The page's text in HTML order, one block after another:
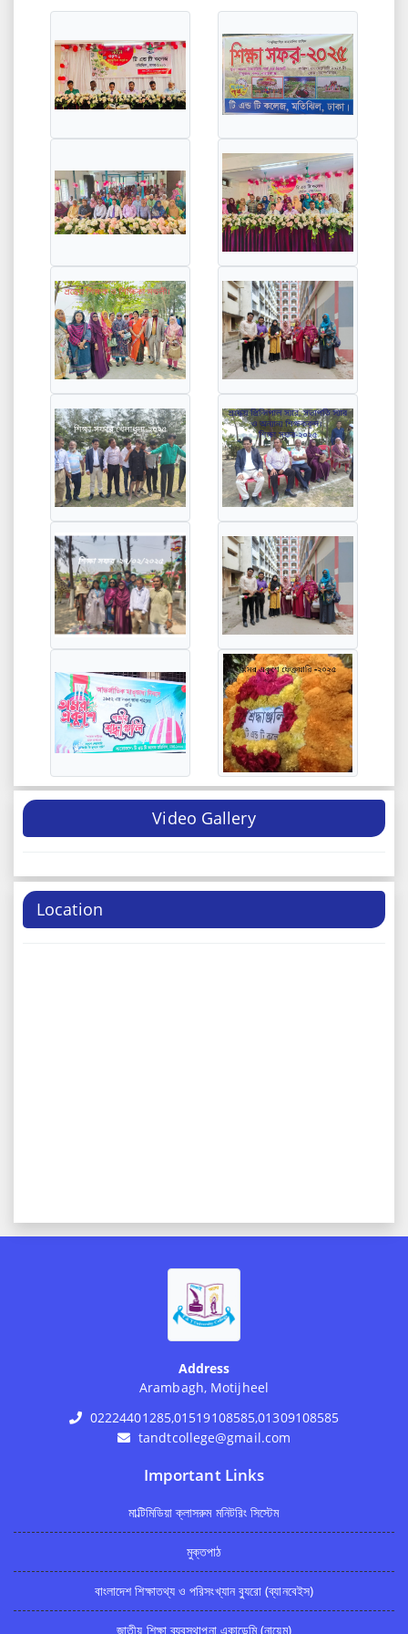
1st
Feb
নিয়োগ বিজ্ঞপ্তি
2024-02-01 08:12:26
2nd
নোটিশ
2024-01-02 11:49:30
26th
Dec
নোটিশ
2023-12-26 07:22:26
9th
নোটিশ
2023-11-09 07:42:17
20th
Aug
Notice
2023-08-20 12:32:04
12th
২০২৩-২০২৪ শিক্ষাবর্ষে একাদশ শ্রেণিতে ছাত্র-ছাত্রী ভর্তির
2023-08-12 08:02:26
17th
Jun
নোটিশ
2021-06-17 14:21:08
3rd
Aug
২০২৪-২০২৫ শিক্ষাবর্ষের নিয়মিত ও ২০২৫ সালের প্রাইভেট
ছাত্র-ছাত্রীেদের ফরম পূরণের নোটিশ
2026-08-03 03:29:58
Video Gallery
Location
Address
Arambagh, Motijheel
02224401285,01519108585,01309108585
tandtcollege@gmail.com
Important Links
মাল্টিমিডিয়া ক্লাসরুম মনিটরিং সিস্টেম
মুক্তপাঠ
বাংলাদেশ শিক্ষাতথ্য ও পরিসংখ্যান ব্যুরো (ব্যানবেইস)
জাতীয় শিক্ষা ব্যবস্থাপনা একাডেমি (নায়েম)